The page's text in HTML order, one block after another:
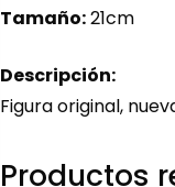
Tamaño:21cm
Descripción:
Figura original,
Productos